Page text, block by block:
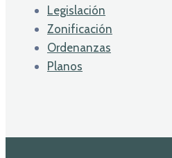
Legislación
Zonificación
Ordenanzas
Planos